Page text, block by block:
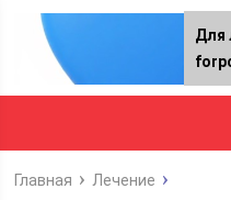
Главная Лечение
Для